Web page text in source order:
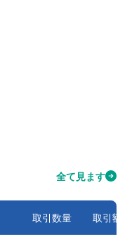
全て見ます
取引数量 取引額